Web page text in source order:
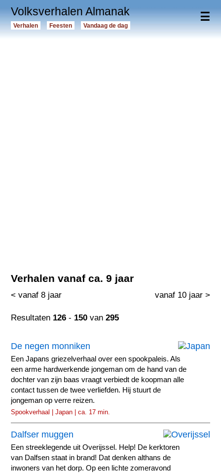
☰
Volksverhalen Almanak
Verhalen Feesten Vandaag de dag
Verhalen vanaf ca. 9 jaar
< vanaf 8 jaar vanaf 10 jaar >
Resultaten 126 - 150 van295
De negen monniken
Een Japans griezelverhaal over een spookpaleis. Als
een arme hardwerkende jongeman om de hand van de
dochter van zijn baas vraagt verbiedt de koopman alle
contact tussen de twee verliefden. Hij stuurt de
jongeman op verre reizen.
Spookverhaal | Japan | ca. 17 min.
Dalfser muggen
Een streeklegende uit Overijssel. Help! De kerktoren
van Dalfsen staat in brand! Dat denken althans de
inwoners van het dorp. Op een lichte zomeravond